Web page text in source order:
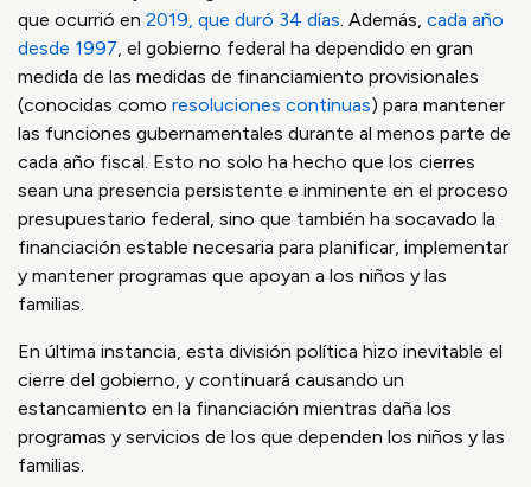
que ocurrió en 2019, que duró 34 días. Además, cada año
desde 1997, el gobierno federal ha dependido en gran
medida de las medidas de financiamiento provisionales
(conocidas como resoluciones continuas) para mantener
las funciones gubernamentales durante al menos parte de
cada año fiscal. Esto no solo ha hecho que los cierres
sean una presencia persistente e inminente en el proceso
presupuestario federal, sino que también ha socavado la
financiación estable necesaria para planificar, implementar
y mantener programas que apoyan a los niños y las
familias.
En última instancia, esta división política hizo inevitable el
cierre del gobierno, y continuará causando un
estancamiento en la financiación mientras daña los
programas y servicios de los que dependen los niños y las
familias.